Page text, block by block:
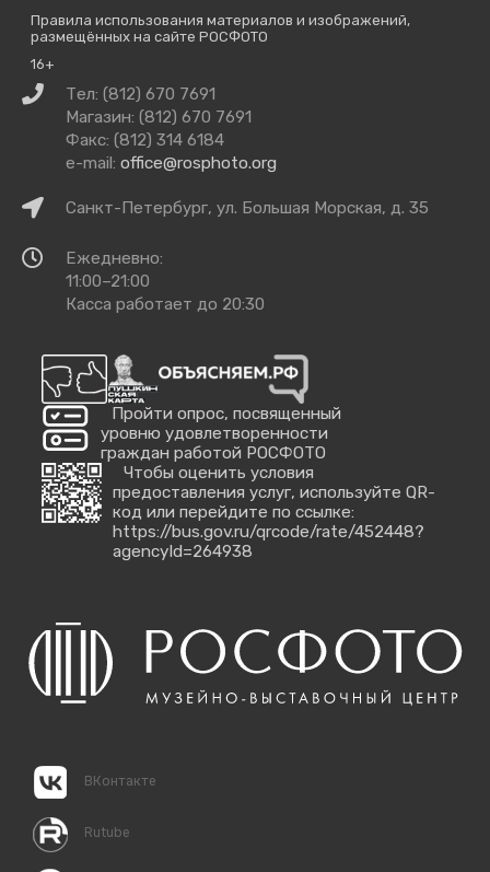
Правила использования материалов и изображений,
размещённых на сайте РОСФОТО
16+
Связаться
нами
Тел: (812) 670 7691
Магазин: (812) 670 7691
Факс: (812) 314 6184
e-mail: office@rosphoto.org
КакСанкт-Петербург, ул. Большая Морская, д. 35
Время
работы
Ежедневно:
11:00–21:00
Касса работает до 20:30
Пройти опрос, посвященный
уровню удовлетворенности
граждан работой РОСФОТО
Чтобы оценить условия
предоставления услуг, используйте QR-
код или перейдите по ссылке:
https://bus.gov.ru/qrcode/rate/452448?
agencyId=264938
ВКонтакте
Rutube